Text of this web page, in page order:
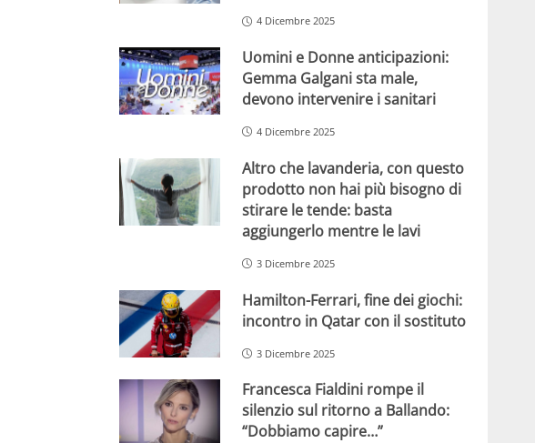
4 Dicembre 2025
Uomini e Donne anticipazioni:
Gemma Galgani sta male,
devono intervenire i sanitari
4 Dicembre 2025
Altro che lavanderia, con questo
prodotto non hai più bisogno di
stirare le tende: basta
aggiungerlo mentre le lavi
3 Dicembre 2025
Hamilton-Ferrari, fine dei giochi:
incontro in Qatar con il sostituto
3 Dicembre 2025
Francesca Fialdini rompe il
silenzio sul ritorno a Ballando:
“Dobbiamo capire…”